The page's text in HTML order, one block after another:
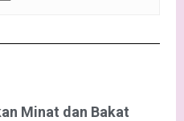
Minat dan Bakat